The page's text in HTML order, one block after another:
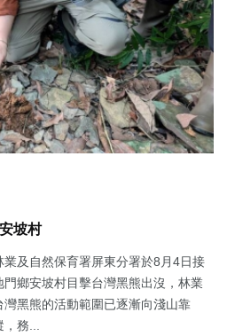
坡村
業及自然保育署屏東分署於8月4日接
鄉安坡村目擊台灣黑熊出沒，林業
黑熊的活動範圍已逐漸向淺山靠
務...